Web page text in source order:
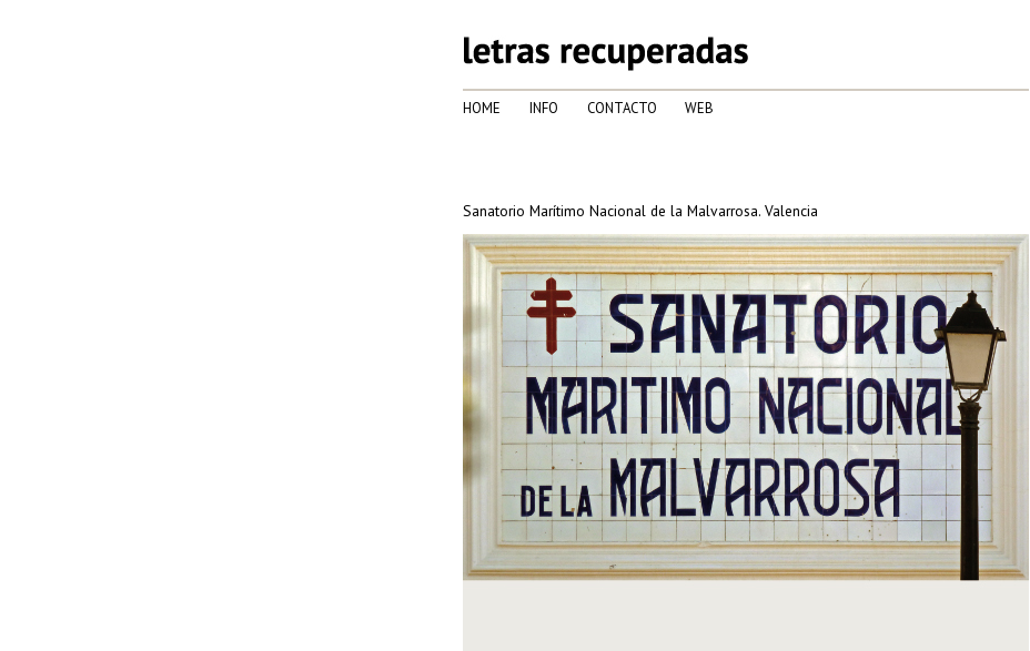
HOME INFO CONTACTO WEB
Sanatorio Marítimo Nacional de la Malvarrosa. Valencia